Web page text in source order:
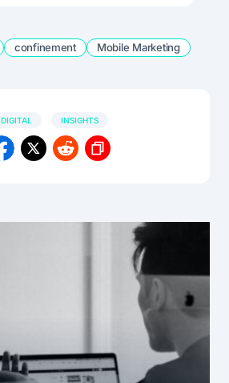
confinement Mobile Marketing
DIGITAL INSIGHTS